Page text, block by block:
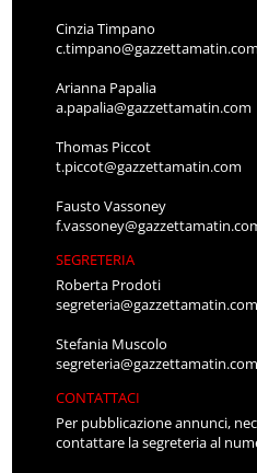
Cinzia Timpano
c.timpano@gazzettamatin.com
Arianna Papalia
a.papalia@gazzettamatin.com
Thomas Piccot
t.piccot@gazzettamatin.com
Fausto Vassoney
SEGRETERIA
Roberta Prodoti
segreteria@gazzettamatin.com
Stefania Muscolo
segreteria@gazzettamatin.com
CONTATTACI
Per pubblicazione annunci,
contattare la segreteria al